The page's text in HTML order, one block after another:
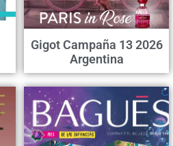
Gigot Campaña 13 2026
Argentina